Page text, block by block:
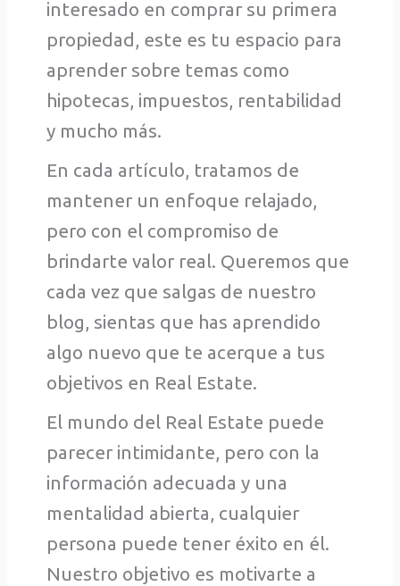
interesado en comprar su primera
propiedad, este es tu espacio para
aprender sobre temas como
hipotecas, impuestos, rentabilidad
y mucho más.
En cada artículo, tratamos de
mantener un enfoque relajado,
pero con el compromiso de
brindarte valor real. Queremos que
cada vez que salgas de nuestro
blog, sientas que has aprendido
algo nuevo que te acerque a tus
objetivos en Real Estate.
El mundo del Real Estate puede
parecer intimidante, pero con la
información adecuada y una
mentalidad abierta, cualquier
persona puede tener éxito en él.
Nuestro objetivo es motivarte a